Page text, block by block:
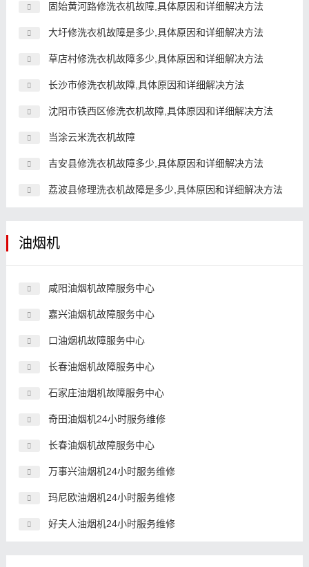
固始黄河路修洗衣机故障,具体原因和详细解决方法
大圩修洗衣机故障是多少,具体原因和详细解决方法
草店村修洗衣机故障多少,具体原因和详细解决方法
长沙市修洗衣机故障,具体原因和详细解决方法
沈阳市铁西区修洗衣机故障,具体原因和详细解决方法
当涂云米洗衣机故障
吉安县修洗衣机故障多少,具体原因和详细解决方法
荔波县修理洗衣机故障是多少,具体原因和详细解决方法
油烟机
咸阳油烟机故障服务中心
嘉兴油烟机故障服务中心
口油烟机故障服务中心
长春油烟机故障服务中心
石家庄油烟机故障服务中心
奇田油烟机24小时服务维修
长春油烟机故障服务中心
万事兴油烟机24小时服务维修
玛尼欧油烟机24小时服务维修
好夫人油烟机24小时服务维修